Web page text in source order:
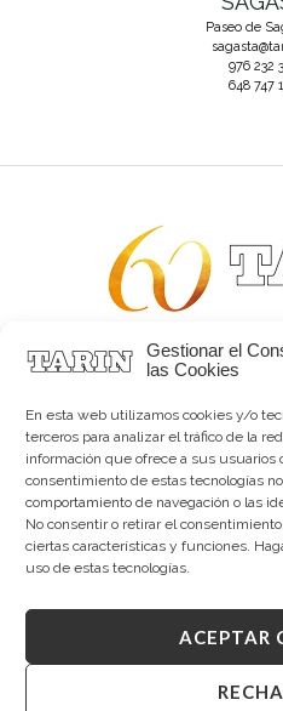
Gestionar el
las Cookies
En esta web utilizamos cookies y/o
terceros para analizar el tráfico de la
información que ofrece a sus usuarios
consentimiento de estas tecnologías
comportamiento de navegación o las
No consentir o retirar el
ciertas características y funciones.
uso de estas tecnologías.
ACEPTAR
Paseo de
976 232
648 747
Alta joyería
Tarín
Copyright ©
Aviso legal|Política de
Canal interno de